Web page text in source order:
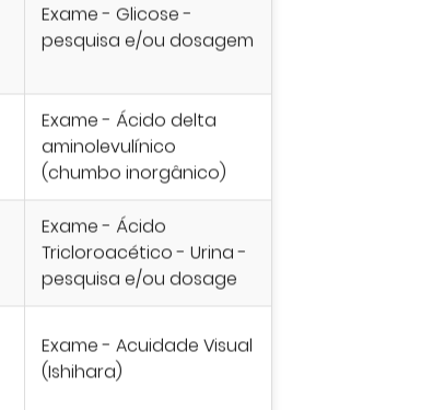
Exame - Glicose -
pesquisa e/ou dosagem
Exame - Ácido delta
aminolevulínico
(chumbo inorgânico)
Exame - Ácido
Tricloroacético - Urina -
pesquisa e/ou dosage
Exame - Acuidade Visual
(Ishihara)